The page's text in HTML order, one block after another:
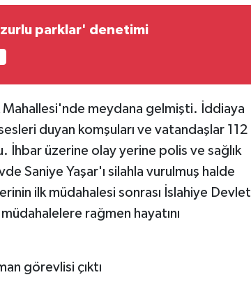
parklar' denetimi
meydana gelmişti. İddiaya
duyan komşuları ve vatandaşlar 112
İhbar üzerine olay yerine polis ve sağlık
Saniye Yaşar'ı silahla vurulmuş halde
ilk müdahalesi sonrası İslahiye Devlet
rağmen hayatını
görevlisi çıktı